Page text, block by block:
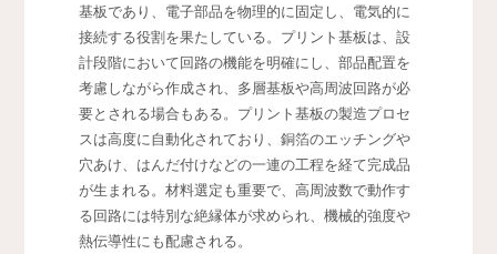
基板であり、電子部品を物理的に固定し、電気的に
接続する役割を果たしている。プリント基板は、設
計段階において回路の機能を明確にし、部品配置を
考慮しながら作成され、多層基板や高周波回路が必
要とされる場合もある。プリント基板の製造プロセ
スは高度に自動化されており、銅箔のエッチングや
穴あけ、はんだ付けなどの一連の工程を経て完成品
が生まれる。材料選定も重要で、高周波数で動作す
る回路には特別な絶縁体が求められ、機械的強度や
熱伝導性にも配慮される。